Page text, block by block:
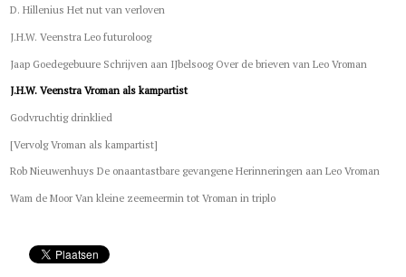
D. Hillenius Het nut van verloven
J.H.W. Veenstra Leo futuroloog
Jaap Goedegebuure Schrijven aan IJbelsoog Over de brieven van Leo Vroman
J.H.W. Veenstra Vroman als kampartist
Godvruchtig drinklied
[Vervolg Vroman als kampartist]
Rob Nieuwenhuys De onaantastbare gevangene Herinneringen aan Leo Vroman
Wam de Moor Van kleine zeemeermin tot Vroman in triplo